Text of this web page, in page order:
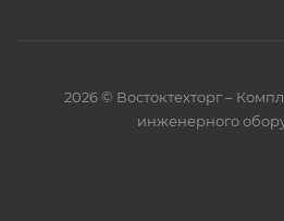
2026 © Востоктехторг –
инженерного